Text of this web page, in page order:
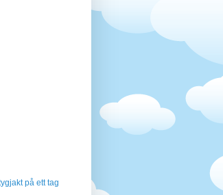
på ett tag